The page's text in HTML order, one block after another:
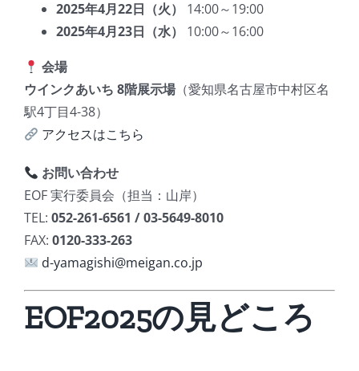
2025年4月22日（火）
14:00～19:00
2025年4月23日（水）
10:00～16:00
会場
ウインクあいち 8階展示場（愛知県名古屋市中村区名
駅4丁目4-38）
アクセスはこちら
お問い合わせ
EOF 実行委員会（担当：山岸）
TEL: 052-261-6561 / 03-5649-8010
FAX: 0120-333-263
d-yamagishi@meigan.co.jp
EOF2025の見どころ